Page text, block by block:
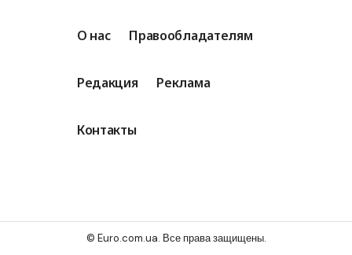
О нас Правообладателям
Редакция Реклама
Контакты
© Euro.com.ua. Все права защищены.